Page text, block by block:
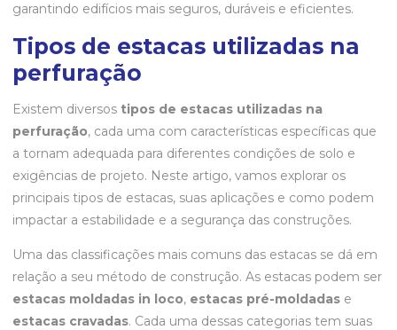
garantindo edifícios mais seguros, duráveis e eficientes.
Tipos de estacas utilizadas na
perfuração
Existem diversos tipos de estacas utilizadas na
perfuração, cada uma com características específicas que
a tornam adequada para diferentes condições de solo e
exigências de projeto. Neste artigo, vamos explorar os
principais tipos de estacas, suas aplicações e como podem
impactar a estabilidade e a segurança das construções.
Uma das classificações mais comuns das estacas se dá em
relação a seu método de construção. As estacas podem ser
estacas moldadas in loco, estacas pré-moldadas e
estacas cravadas. Cada uma dessas categorias tem suas